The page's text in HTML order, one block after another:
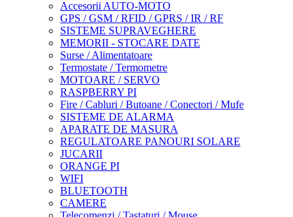
Accesorii AUTO-MOTO
GPS / GSM / RFID / GPRS / IR / RF
SISTEME SUPRAVEGHERE
MEMORII - STOCARE DATE
Surse / Alimentatoare
Termostate / Termometre
MOTOARE / SERVO
RASPBERRY PI
Fire / Cabluri / Butoane / Conectori / Mufe
SISTEME DE ALARMA
APARATE DE MASURA
REGULATOARE PANOURI SOLARE
JUCARII
ORANGE PI
WIFI
BLUETOOTH
CAMERE